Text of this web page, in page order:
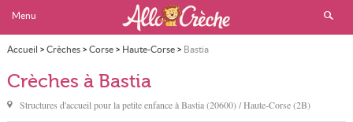
Menu
Accueil > Crèches> Corse> Haute-Corse> Bastia
Crèches à Bastia
Structures d'accueil pour la petite enfance àBastia(20600) / Haute-Corse (2B)